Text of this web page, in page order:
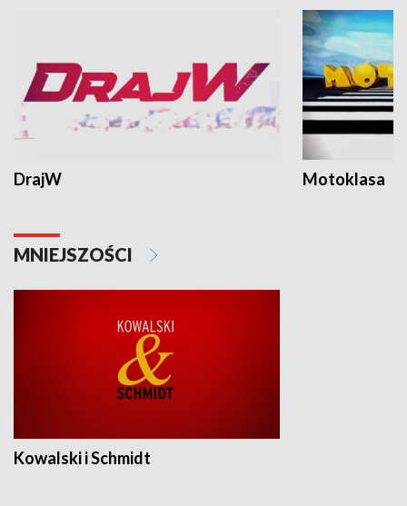
DrajW Motoklasa
MNIEJSZOŚCI
Kowalski i Schmidt